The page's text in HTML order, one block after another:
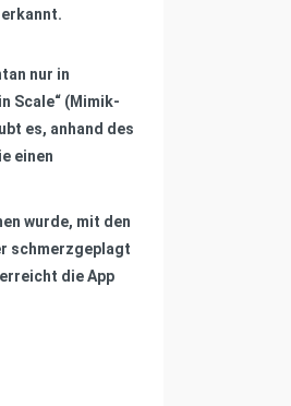
nur in
Scale“ (Mimik-
es, anhand des
einen
wurde, mit den
schmerzgeplagt
die App